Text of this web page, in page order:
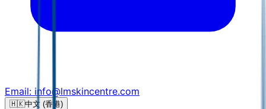
Email: info@lmskincentre.com
🇭🇰中文 (香港)